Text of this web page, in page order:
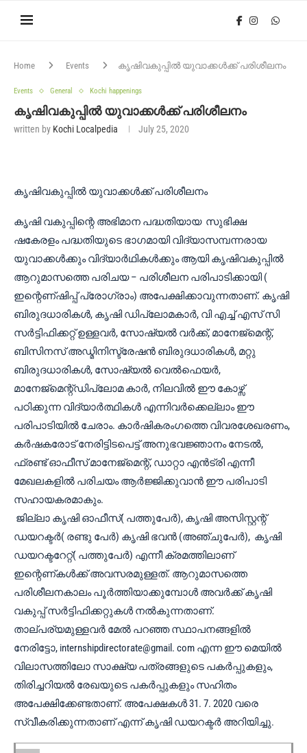
Home Events കൃഷിവകുപ്പിൽ യുവാക്കൾക്ക് പരിശീലനം
Events General Kochi happenings
കൃഷിവകുപ്പിൽ യുവാക്കൾക്ക് പരിശീലനം
written by Kochi Localpedia July 25, 2020
കൃഷിവകുപ്പിൽ യുവാക്കൾക്ക് പരിശീലനം
കൃഷി വകുപ്പിന്റെ അഭിമാന പദ്ധതിയായ സുഭിക്ഷ
ഷകേരളം പദ്ധതിയുടെ ഭാഗമായി വിദ്യാസമ്പന്നരായ
യുവാക്കൾക്കും വിദ്യാർഥികൾക്കും ആയി കൃഷിവകുപ്പിൽ
ആറുമാസത്തെ പരിചയ – പരിശീലന പരിപാടിക്കായി (
ഇന്റെണ്ഷിപ്പ് പ്രോഗ്രാം) അപേക്ഷിക്കാവുന്നതാണ്. കൃഷി
ബിരുദധാരികൾ, കൃഷി ഡിപ്ലോമകാർ, വി എച്ച് എസ് സി
സർട്ടിഫിക്കറ്റ് ഉള്ളവർ, സോഷ്യൽ വർക്ക്, മാനേജ്മെന്റ്,
ബിസിനസ് അഡ്മിനിസ്ട്രേഷൻ ബിരുദധാരികൾ, മറ്റു
ബിരുദധാരികൾ, സോഷ്യൽ വെൽഫെയർ,
മാനേജ്മെന്റ്ഡിപ്ലോമ കാർ, നിലവിൽ ഈ കോഴ്സ്
പഠിക്കുന്ന വിദ്യാർത്ഥികൾ എന്നിവർക്കെല്ലാം ഈ
പരിപാടിയിൽ ചേരാം. കാർഷികരംഗത്തെ വിവരശേഖരണം,
കർഷകരോട് നേരിട്ടിടപെട്ട് അനുഭവജ്ഞാനം നേടൽ,
ഫ്രണ്ട് ഓഫീസ് മാനേജ്മെന്റ്, ഡാറ്റാ എൻട്രി എന്നീ
മേഖലകളിൽ പരിചയം ആർജ്ജിക്കുവാൻ ഈ പരിപാടി
സഹായകരമാകും.
ജില്ലാ കൃഷി ഓഫീസ്( പത്തുപേർ), കൃഷി അസിസ്റ്റന്റ്
ഡയറക്ടർ( രണ്ടു പേർ) കൃഷി ഭവൻ (അഞ്ചുപേർ), കൃഷി
ഡയറക്ടറേറ്റ്( പത്തുപേർ) എന്നീ ക്രമത്തിലാണ്
ഇന്റെണ്കൾക്ക് അവസരമുള്ളത്. ആറുമാസത്തെ
പരിശീലനകാലം പൂർത്തിയാക്കുമ്പോൾ അവർക്ക് കൃഷി
വകുപ്പ് സർട്ടിഫിക്കറ്റുകൾ നൽകുന്നതാണ്.
താല്പര്യമുള്ളവർ മേൽ പറഞ്ഞ സ്ഥാപനങ്ങളിൽ
നേരിട്ടോ, internshipdirectorate@gmail. com എന്ന ഈ മെയിൽ
വിലാസത്തിലോ സാക്ഷ്യ പത്രങ്ങളുടെ പകർപ്പുകളും,
തിരിച്ചറിയൽ രേഖയുടെ പകർപ്പുകളും സഹിതം
അപേക്ഷിക്കേണ്ടതാണ്. അപേക്ഷകൾ 31. 7. 2020 വരെ
സ്വീകരിക്കുന്നതാണ് എന്ന് കൃഷി ഡയറക്ടർ അറിയിച്ചു.